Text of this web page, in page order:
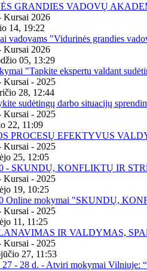
GRANDIES VADOVŲ
Kursai 2026
14, 19:22
vadovams "Vidurinės grandies
Kursai 2026
05, 13:29
"Tapkite ekspertu valdant
Kursai - 2025
28, 12:44
sudėtingų darbo situacijų
Kursai - 2025
22, 11:09
PROCESŲ EFEKTYVUS
Kursai - 2025
25, 12:05
- SKUNDŲ, KONFLIKTŲ IR
Kursai - 2025
19, 10:25
Online mokymai "SKUNDŲ,
Kursai - 2025
11, 11:25
IR VALDYMAS,
Kursai - 2025
27, 11:53
- 28 d. - Atviri mokymai Vilniuje: